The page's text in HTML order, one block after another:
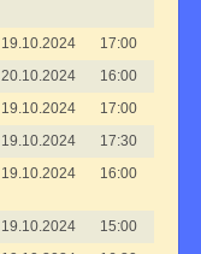
19.10.2024
17:00
20.10.2024
16:00
19.10.2024
17:00
19.10.2024
17:30
19.10.2024 16:00
19.10.2024
15:00